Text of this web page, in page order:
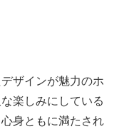
ザインが魅力のホ
楽しみにしている
身ともに満たされ